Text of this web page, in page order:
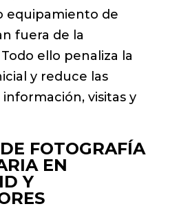
equipamiento de
fuera de la
ello penaliza la
y reduce las
visitas y
FOTOGRAFÍA
EN
Y